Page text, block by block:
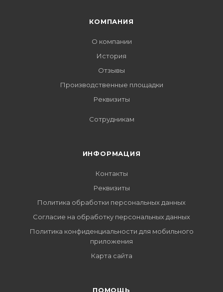
КОМПАНИЯ
О компании
История
Отзывы
Производственные площадки
Реквизиты
Сотрудникам
ИНФОРМАЦИЯ
Контакты
Реквизиты
Политика обработки персональных данных
Согласие на обработку персональных данных
Политика конфиденциальности для мобильного
приложения
Карта сайта
ПОМОЩЬ